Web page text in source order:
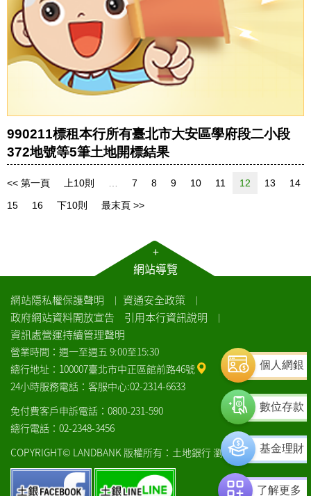
990211標租本行所有臺北市大安區學府段二小段
372地號等5筆土地開標結果
<< 第一頁 上10則 7 8 9 10 11 12 13
14
15
16 下10則 最末頁 >>
+
網站導覽
網站隱私權保護聲明 ｜ 資通安全政策 ｜
政府網站資料開放宣告 引用本行資訊說明 ｜
資訊處營運持續管理聲明
營業時間：週一至週五 9:00至15:30
總行地址：100007臺北市中正區館前路46號
24小時服務電話：客服中心:02-2314-6633
免付費客戶申訴電話：0800-231-590
總行電話：02-2348-3456
COPYRIGHT© LANDBANK 版權所有：土地銀行瀏覽器建議
土
個人網銀
數位存款
基金理財
了解更多